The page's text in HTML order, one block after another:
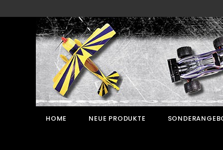
HOME NEUE PRODUKTE